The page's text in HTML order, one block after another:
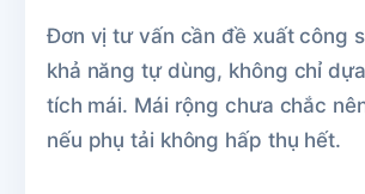
Đơn vị tư vấn cần đề xuất công
khả năng tự dùng, không chỉ
tích mái. Mái rộng chưa chắc
nếu phụ tải không hấp thụ hết.